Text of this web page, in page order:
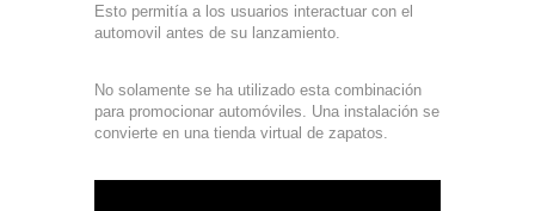
Esto permitía a los usuarios interactuar con el
automovil antes de su lanzamiento.
No solamente se ha utilizado esta combinación
para promocionar automóviles. Una instalación se
convierte en una tienda virtual de zapatos.